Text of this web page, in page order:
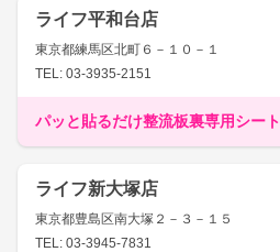
ライフ平和台店
東京都練馬区北町６－１０－１
TEL: 03-3935-2151
パッと貼るだけ整流板裏専用シート
ライフ新大塚店
東京都豊島区南大塚２－３－１５
TEL: 03-3945-7831